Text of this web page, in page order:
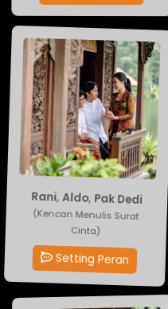
Rani,Aldo,Pak Dedi
(Kencan Menulis Surat
Cinta)
Setting Peran